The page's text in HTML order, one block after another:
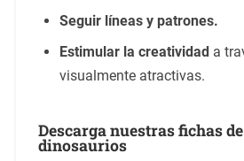
Seguir líneas y patrones.
Estimular la creatividad a
visualmente atractivas.
Descarga nuestras fichas
dinosaurios